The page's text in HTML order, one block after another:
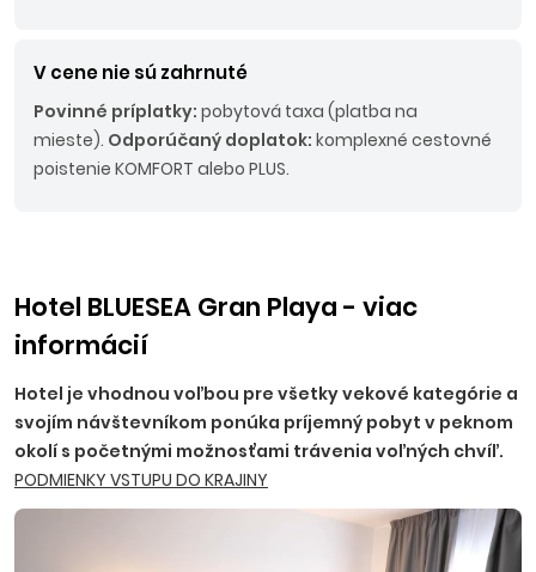
V cene nie sú zahrnuté
Povinné príplatky: pobytová taxa (platba na
mieste). Odporúčaný doplatok: komplexné cestovné
poistenie KOMFORT alebo PLUS.
Hotel BLUESEA Gran Playa - viac
informácií
Hotel je vhodnou voľbou pre všetky vekové kategórie a
svojím návštevníkom ponúka príjemný pobyt v peknom
okolí s početnými možnosťami trávenia voľných chvíľ.
PODMIENKY VSTUPU DO KRAJINY